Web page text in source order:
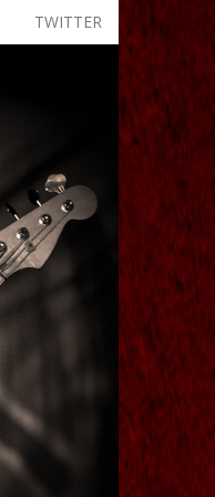
TWITTER